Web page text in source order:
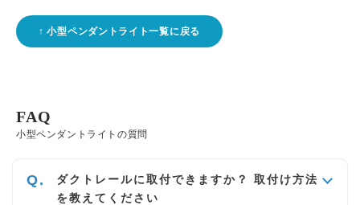
小型ペンダントライト一覧に戻る
小型ペンダントライトの質問
FAQ
ダクトレールに取付できますか？ 取付け方法
を教えてください